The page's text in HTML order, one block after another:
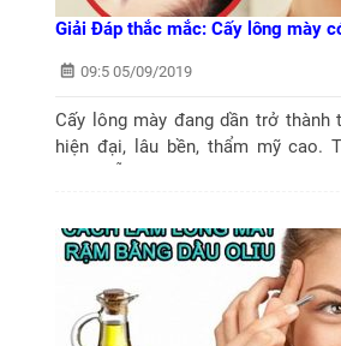
Giải Đáp thắc mắc: Cấy lông mày
09:5 05/09/2019
Cấy lông mày đang dần trở thành
hiện đại, lâu bền, thẩm mỹ cao.